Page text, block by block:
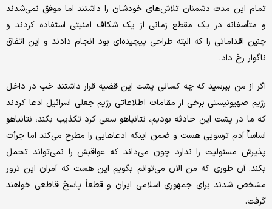
تمام این مدت دشمنان تلاش‌های خودشان را داشتند اما موفق نمی‌شدند
و متأسفانه در یک مقطع زمانی از یک شکاف امنیتی استفاده کردند و
چنین اقداماتی را که البته طراحی پیچیده‌ای بود انجام دادند و این اتفاق
ناگوار رخ داد.
اگر از من بپرسید که چه کسانی پشت این قضیه قرار داشتند خب در داخل
رژیم صهیونیستی برخی از مقامات اطلاعاتی رژیم جعلی اسرائیل ادعا کردند
که ما در پشت این حادثه بودیم، نتانیاهو سعی کرد تکذیب بکند، نتانیاهو
اساساٌ آدم ترسویی هست و ضمن اینکه ادعاهایی را مطرح می‌کند اما جرأت
پذیرش مسئولیت را ندارد چون می‌داند که عواقبش را نمی‌تواند تحمل
بکند. آن طوری که من الان می‌توانم بگویم این هست که آمران این ترور
مشخص شدند برای جمهوری اسلامی ایران و قطعاً پاسخ قاطعی خواهند
گرفت.